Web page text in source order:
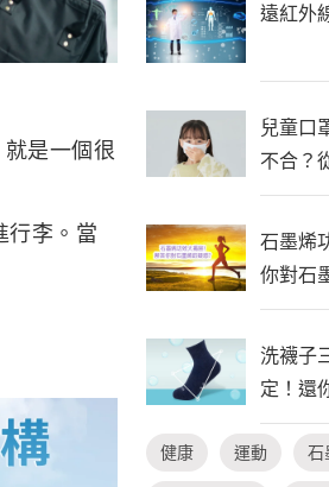
是一個很
行李。當
遠紅外
兒童口
不合？
自製一
石墨烯
你對石
洗襪子
定！還
臭不隨
健康 運動 石